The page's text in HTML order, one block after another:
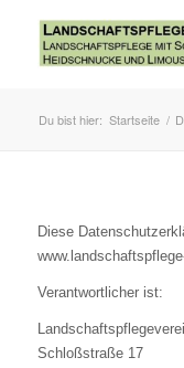
Du bist hier: Startseite /
Diese
Verantwortlicher ist:
Schloßstraße 17